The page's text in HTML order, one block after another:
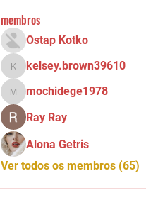
membros
Ostap Kotko
kelsey.brown39610
kelsey.brown39610
mochidege1978
mochidege1978
Ray Ray
Alona Getris
Ver todos os membros (65)